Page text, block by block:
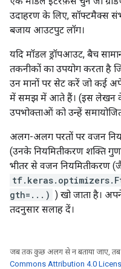
उदाहरण के लिए, सॉफ्टमैक्स
बजाय आउटपुट लॉग।
यदि मॉडल ड्रॉपआउट, बैच
तकनीकों का उपयोग करता है
उन मानों पर सेट करें जो कई
में समझ में आते हैं। (इस लेखन
उपभोक्ताओं को उन्हें
अलग-अलग परतों पर वजन
(उनके नियमितीकरण शक्ति
भीतर से वजन नियमितीकरण
gth=...) ) खो जाता है।
तदनुसार सलाह दें।
जब तक कुछ अलग से न बताया जाए, तब
Commons Attribution 4.0